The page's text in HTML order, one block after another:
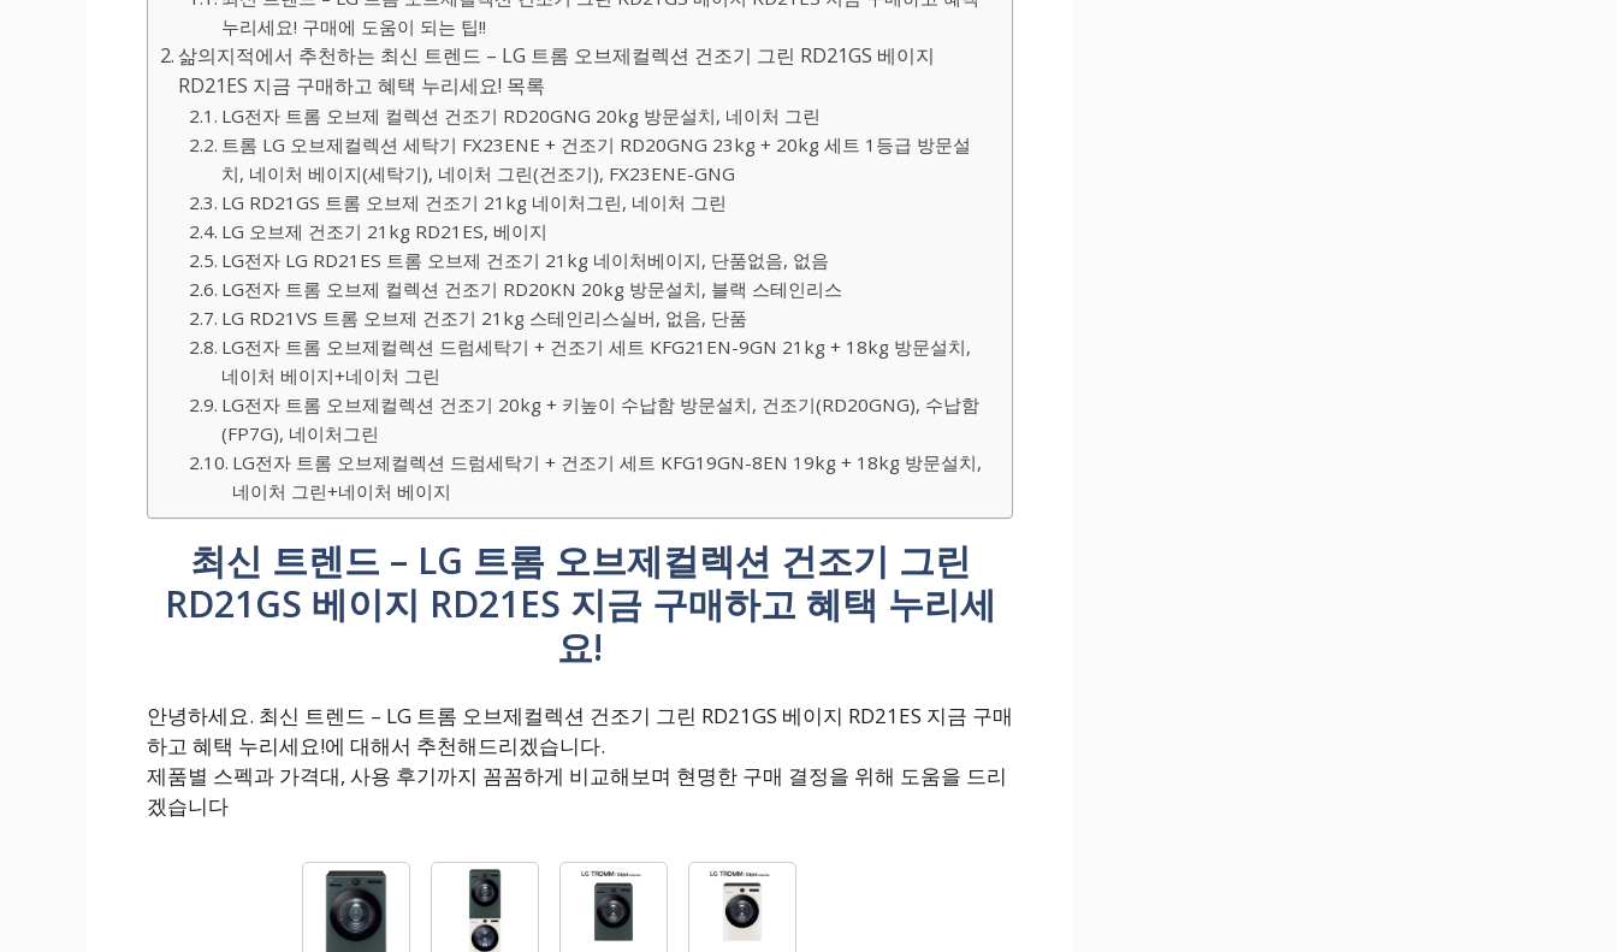
누리세요! 구매에 도움이 되는 팁!!
삶의지적에서 추천하는 최신 트렌드 – LG 트롬 오브제컬렉션 건조기 그린 RD21GS 베이지
RD21ES 지금 구매하고 혜택 누리세요! 목록
LG전자 트롬 오브제 컬렉션 건조기 RD20GNG 20kg 방문설치, 네이처 그린
트롬 LG 오브제컬렉션 세탁기 FX23ENE + 건조기 RD20GNG 23kg + 20kg 세트 1등급 방문설
치, 네이처 베이지(세탁기), 네이처 그린(건조기), FX23ENE-GNG
LG RD21GS 트롬 오브제 건조기 21kg 네이처그린, 네이처 그린
LG 오브제 건조기 21kg RD21ES, 베이지
LG전자 LG RD21ES 트롬 오브제 건조기 21kg 네이처베이지, 단품없음, 없음
LG전자 트롬 오브제 컬렉션 건조기 RD20KN 20kg 방문설치, 블랙 스테인리스
LG RD21VS 트롬 오브제 건조기 21kg 스테인리스실버, 없음, 단품
LG전자 트롬 오브제컬렉션 드럼세탁기 + 건조기 세트 KFG21EN-9GN 21kg + 18kg 방문설치,
네이처 베이지+네이처 그린
LG전자 트롬 오브제컬렉션 건조기 20kg + 키높이 수납함 방문설치, 건조기(RD20GNG), 수납함
(FP7G), 네이처그린
LG전자 트롬 오브제컬렉션 드럼세탁기 + 건조기 세트 KFG19GN-8EN 19kg + 18kg 방문설치,
네이처 그린+네이처 베이지
최신 트렌드 – LG 트롬 오브제컬렉션 건조기 그린
RD21GS 베이지 RD21ES 지금 구매하고 혜택 누리세
요!
안녕하세요. 최신 트렌드 – LG 트롬 오브제컬렉션 건조기 그린 RD21GS 베이지 RD21ES 지금 구매
하고 혜택 누리세요!에 대해서 추천해드리겠습니다.
제품별 스펙과 가격대, 사용 후기까지 꼼꼼하게 비교해보며 현명한 구매 결정을 위해 도움을 드리
겠습니다